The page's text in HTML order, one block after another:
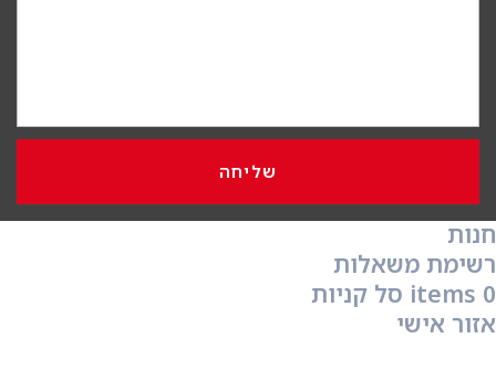
שליחה
חנות
רשימת משאלות
0
items סל קניות
אזור אישי